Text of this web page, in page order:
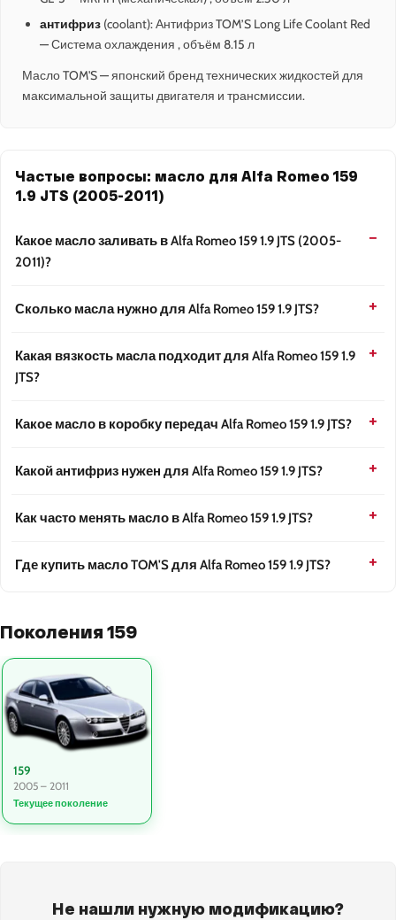
антифриз (coolant): Антифриз TOM’S Long Life Coolant Red
— Система охлаждения , объём 8.15 л
Масло TOM'S — японский бренд технических жидкостей для
максимальной защиты двигателя и трансмиссии.
Частые вопросы: масло для Alfa Romeo 159
1.9 JTS (2005-2011)
Какое масло заливать в Alfa Romeo 159 1.9 JTS (2005-
2011)?
Сколько масла нужно для Alfa Romeo 159 1.9 JTS?
Какая вязкость масла подходит для Alfa Romeo 159 1.9
JTS?
Какое масло в коробку передач Alfa Romeo 159 1.9 JTS?
Какой антифриз нужен для Alfa Romeo 159 1.9 JTS?
Как часто менять масло в Alfa Romeo 159 1.9 JTS?
Где купить масло TOM'S для Alfa Romeo 159 1.9 JTS?
Поколения 159
159
2005 – 2011
Текущее поколение
Не нашли нужную модификацию?